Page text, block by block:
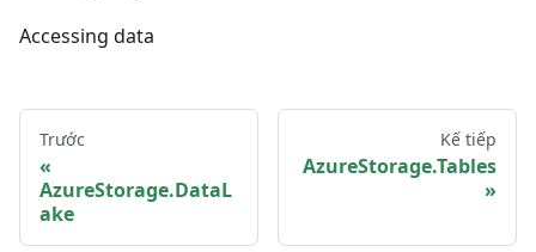
Accessing data
Trước
AzureStorage.DataL
ake
Kế tiếp
AzureStorage.Tables